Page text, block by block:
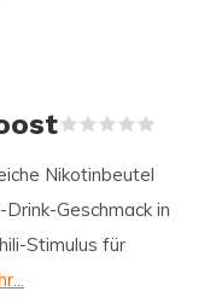
Nikotinbeutel
Geschmack in
Stimulus für